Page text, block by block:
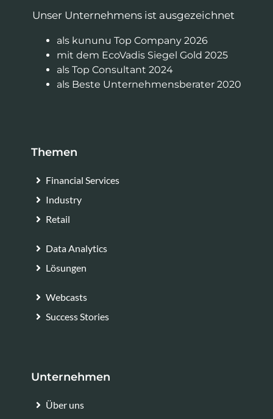
Unser Unternehmens ist ausgezeichnet
als kununu Top Company 2026
mit dem EcoVadis Siegel Gold 2025
als Top Consultant 2024
als Beste Unternehmensberater 2020
Themen
Financial Services
Industry
Retail
Data Analytics
Lösungen
Webcasts
Success Stories
Unternehmen
Über uns